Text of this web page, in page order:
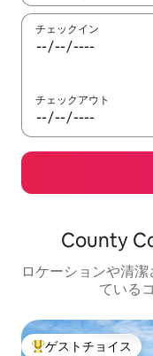
チェックイン
チェックアウト
County
ロケーションや清
ている
ゲストチョイス